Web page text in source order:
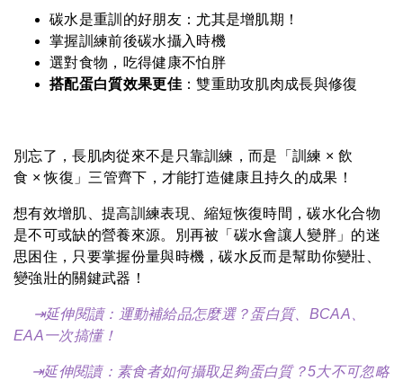
碳水是重訓的好朋友：尤其是增肌期！
掌握訓練前後碳水攝入時機
選對食物，吃得健康不怕胖
搭配蛋白質效果更佳：雙重助攻肌肉成長與修復
別忘了，長肌肉從來不是只靠訓練，而是「訓練 × 飲
食 × 恢復」三管齊下，才能打造健康且持久的成果！
想有效增肌、提高訓練表現、縮短恢復時間，碳水化合物
是不可或缺的營養來源。別再被「碳水會讓人變胖」的迷
思困住，只要掌握份量與時機，碳水反而是幫助你變壯、
變強壯的關鍵武器！
⇥延伸閱讀： 運動補給品怎麼選？蛋白質、BCAA、
EAA一次搞懂！
⇥延伸閱讀： 素食者如何攝取足夠蛋白質？5大不可忽略